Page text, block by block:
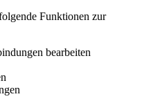
Funktionen zur
bearbeiten